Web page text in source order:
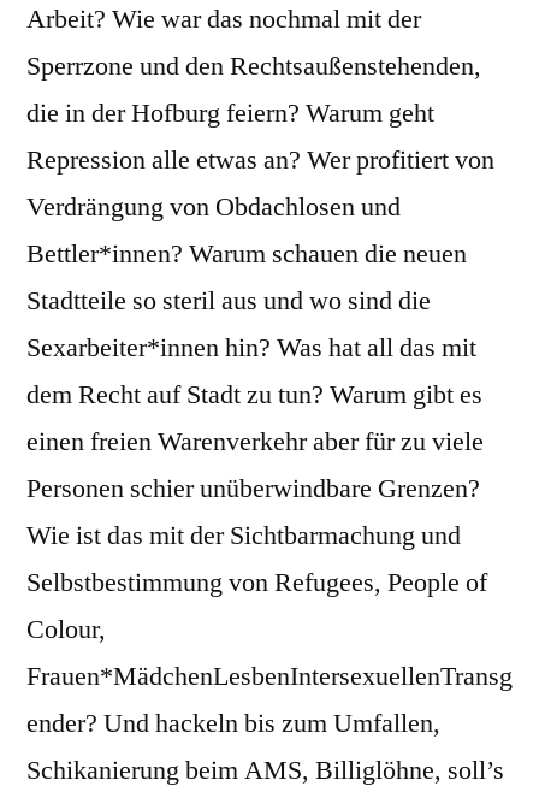
Arbeit? Wie war das nochmal mit der
Sperrzone und den Rechtsaußenstehenden,
die in der Hofburg feiern? Warum geht
Repression alle etwas an? Wer profitiert von
Verdrängung von Obdachlosen und
Bettler*innen? Warum schauen die neuen
Stadtteile so steril aus und wo sind die
Sexarbeiter*innen hin? Was hat all das mit
dem Recht auf Stadt zu tun? Warum gibt es
einen freien Warenverkehr aber für zu viele
Personen schier unüberwindbare Grenzen?
Wie ist das mit der Sichtbarmachung und
Selbstbestimmung von Refugees, People of
Colour,
Frauen*MädchenLesbenIntersexuellenTransg
ender? Und hackeln bis zum Umfallen,
Schikanierung beim AMS, Billiglöhne, soll’s